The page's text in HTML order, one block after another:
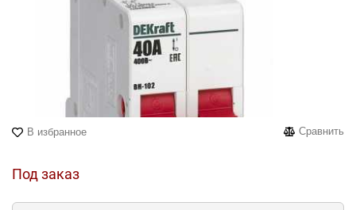
В избранное Сравнить
Под заказ